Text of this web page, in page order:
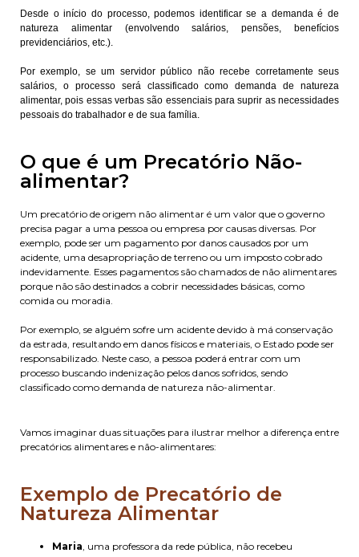
Desde o início do processo, podemos identificar se a demanda é de
natureza alimentar (envolvendo salários, pensões, benefícios
previdenciários, etc.).
Por exemplo, se um servidor público não recebe corretamente seus
salários, o processo será classificado como demanda de natureza
alimentar, pois essas verbas são essenciais para suprir as necessidades
pessoais do trabalhador e de sua família.
O que é um Precatório Não-
alimentar?
Um precatório de origem não alimentar é um valor que o governo
precisa pagar a uma pessoa ou empresa por causas diversas. Por
exemplo, pode ser um pagamento por danos causados por um
acidente, uma desapropriação de terreno ou um imposto cobrado
indevidamente. Esses pagamentos são chamados de não alimentares
porque não são destinados a cobrir necessidades básicas, como
comida ou moradia.
Por exemplo, se alguém sofre um acidente devido à má conservação
da estrada, resultando em danos físicos e materiais, o Estado pode ser
responsabilizado. Neste caso, a pessoa poderá entrar com um
processo buscando indenização pelos danos sofridos, sendo
classificado como demanda de natureza não-alimentar.
Vamos imaginar duas situações para ilustrar melhor a diferença entre
precatórios alimentares e não-alimentares:
Exemplo de Precatório de
Natureza Alimentar
Maria, uma professora da rede pública, não recebeu